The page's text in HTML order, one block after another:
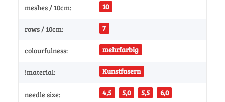
meshes / 10cm: 10
rows / 10cm: 7
colourfulness: mehrfarbig
!material: Kunstfasern
needle size: 4,5 5,0 5,5 6,0